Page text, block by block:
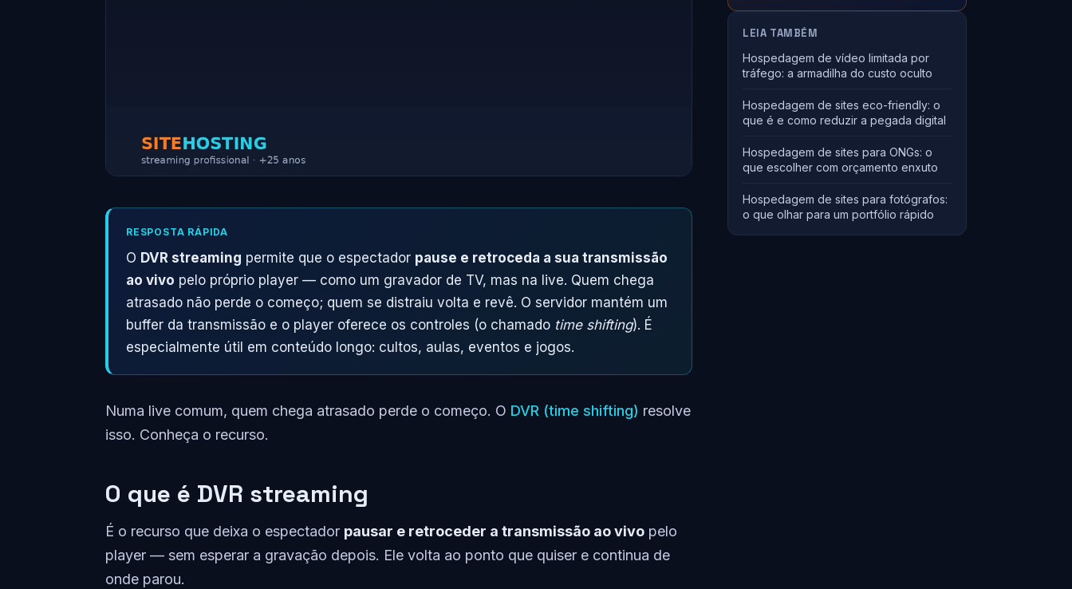
RESPOSTA RÁPIDA
O DVR streaming permite que o espectador pause e retroceda a sua transmissão
ao vivo pelo próprio player — como um gravador de TV, mas na live. Quem chega
atrasado não perde o começo; quem se distraiu volta e revê. O servidor mantém um
buffer da transmissão e o player oferece os controles (o chamado time shifting). É
especialmente útil em conteúdo longo: cultos, aulas, eventos e jogos.
Numa live comum, quem chega atrasado perde o começo. O DVR (time shifting) resolve
isso. Conheça o recurso.
O que é DVR streaming
É o recurso que deixa o espectador pausar e retroceder a transmissão ao vivo pelo
player — sem esperar a gravação depois. Ele volta ao ponto que quiser e continua de
onde parou.
LEIA TAMBÉM
Hospedagem de vídeo limitada por
tráfego: a armadilha do custo oculto
Hospedagem de sites eco-friendly: o
que é e como reduzir a pegada digital
Hospedagem de sites para ONGs: o
que escolher com orçamento enxuto
Hospedagem de sites para fotógrafos:
o que olhar para um portfólio rápido